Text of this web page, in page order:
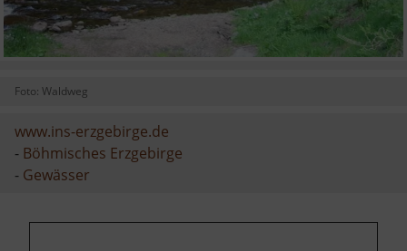
Foto: Waldweg
www.ins-erzgebirge.de
- Böhmisches Erzgebirge
- Gewässer